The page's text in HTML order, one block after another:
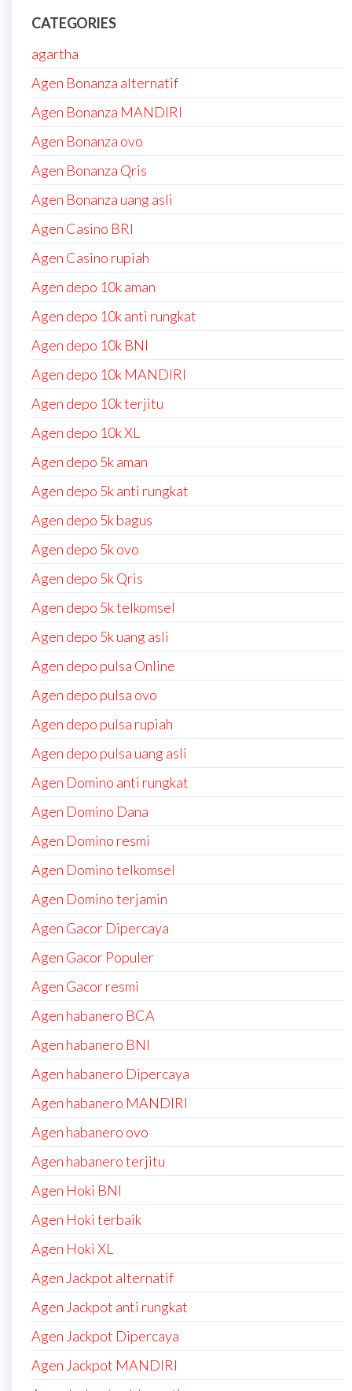
CATEGORIES
agartha
Agen Bonanza alternatif
Agen Bonanza MANDIRI
Agen Bonanza ovo
Agen Bonanza Qris
Agen Bonanza uang asli
Agen Casino BRI
Agen Casino rupiah
Agen depo 10k aman
Agen depo 10k anti rungkat
Agen depo 10k BNI
Agen depo 10k MANDIRI
Agen depo 10k terjitu
Agen depo 10k XL
Agen depo 5k aman
Agen depo 5k anti rungkat
Agen depo 5k bagus
Agen depo 5k ovo
Agen depo 5k Qris
Agen depo 5k telkomsel
Agen depo 5k uang asli
Agen depo pulsa Online
Agen depo pulsa ovo
Agen depo pulsa rupiah
Agen depo pulsa uang asli
Agen Domino anti rungkat
Agen Domino Dana
Agen Domino resmi
Agen Domino telkomsel
Agen Domino terjamin
Agen Gacor Dipercaya
Agen Gacor Populer
Agen Gacor resmi
Agen habanero BCA
Agen habanero BNI
Agen habanero Dipercaya
Agen habanero MANDIRI
Agen habanero ovo
Agen habanero terjitu
Agen Hoki BNI
Agen Hoki terbaik
Agen Hoki XL
Agen Jackpot alternatif
Agen Jackpot anti rungkat
Agen Jackpot Dipercaya
Agen Jackpot MANDIRI